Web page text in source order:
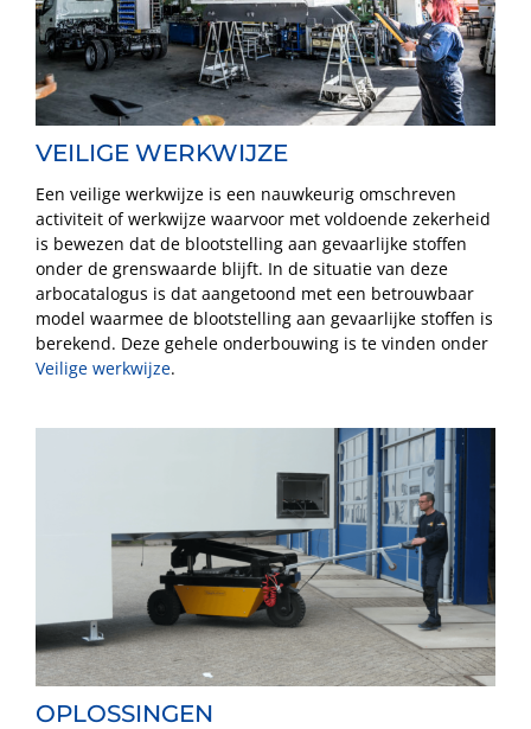
VEILIGE WERKWIJZE
Een veilige werkwijze is een nauwkeurig omschreven
activiteit of werkwijze waarvoor met voldoende zekerheid
is bewezen dat de blootstelling aan gevaarlijke stoffen
onder de grenswaarde blijft. In de situatie van deze
arbocatalogus is dat aangetoond met een betrouwbaar
model waarmee de blootstelling aan gevaarlijke stoffen is
berekend. Deze gehele onderbouwing is te vinden onder
Veilige werkwijze.
OPLOSSINGEN